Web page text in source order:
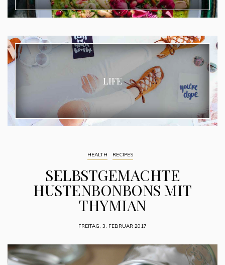
LIFE
HEALTH RECIPES
SELBSTGEMACHTE
HUSTENBONBONS MIT
THYMIAN
FREITAG, 3. FEBRUAR 2017